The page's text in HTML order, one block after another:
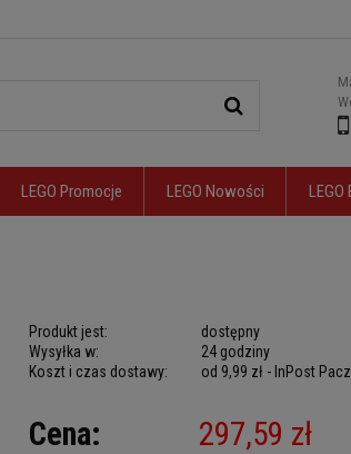
LEGO Promocje LEGO Nowości LEGO
Produkt jest:
dostępny
Wysyłka w:
24 godziny
Koszt i czas dostawy:
od 9,99 zł - InPost
Cena nie zawiera ewentualnych
płatności
Cena: 297,59 zł